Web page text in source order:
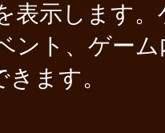
表示します
ント、ゲー
ます。